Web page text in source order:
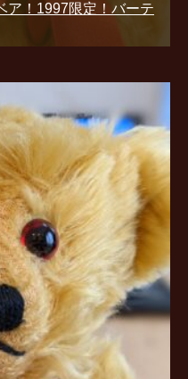
ア！1997限定！バーテ